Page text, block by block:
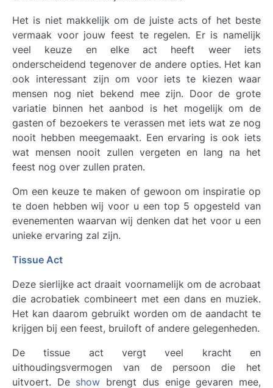
Het is niet makkelijk om de juiste acts of het beste
vermaak voor jouw feest te regelen. Er is namelijk
veel keuze en elke act heeft weer iets
onderscheidend tegenover de andere opties. Het kan
ook interessant zijn om voor iets te kiezen waar
mensen nog niet bekend mee zijn. Door de grote
variatie binnen het aanbod is het mogelijk om de
gasten of bezoekers te verassen met iets wat ze nog
nooit hebben meegemaakt. Een ervaring is ook iets
wat mensen nooit zullen vergeten en lang na het
feest nog over zullen praten.
Om een keuze te maken of gewoon om inspiratie op
te doen hebben wij voor u een top 5 opgesteld van
evenementen waarvan wij denken dat het voor u een
unieke ervaring zal zijn.
Tissue Act
Deze sierlijke act draait voornamelijk om de acrobaat
die acrobatiek combineert met een dans en muziek.
Het kan daarom gebruikt worden om de aandacht te
krijgen bij een feest, bruiloft of andere gelegenheden.
De tissue act vergt veel kracht en
uithoudingsvermogen van de persoon die het
uitvoert. De show brengt dus enige gevaren mee,